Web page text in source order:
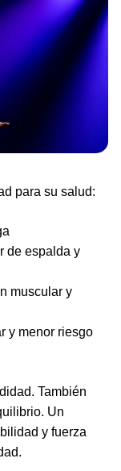
para su salud:
de espalda y
muscular y
y menor riesgo
También
Un
y fuerza